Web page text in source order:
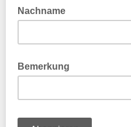
Nachname
Bemerkung